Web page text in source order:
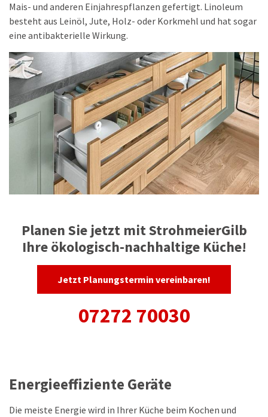
Mais- und anderen Einjahrespflanzen gefertigt. Linoleum
besteht aus Leinöl, Jute, Holz- oder Korkmehl und hat sogar
eine antibakterielle Wirkung.
Planen Sie jetzt mit StrohmeierGilb
Ihre ökologisch-nachhaltige Küche!
Jetzt Planungstermin vereinbaren!
07272 70030
Energieeffiziente Geräte
Die meiste Energie wird in Ihrer Küche beim Kochen und